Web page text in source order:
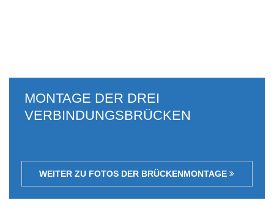
MONTAGE DER DREI
VERBINDUNGSBRÜCKEN
WEITER ZU FOTOS DER BRÜCKENMONTAGE